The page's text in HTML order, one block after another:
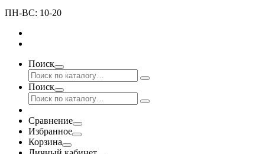
ПН-ВС: 10-20
Поиск
Поиск
Сравнение
Избранное
Корзина